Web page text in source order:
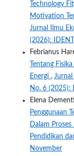
Technology
Motivation
Jurnal Ilmu
(2026):
Febrianus
Tentang
Energi ,
No. 6 (2025):
Elena
Penggunaan
Dalam
Pendidikan
November